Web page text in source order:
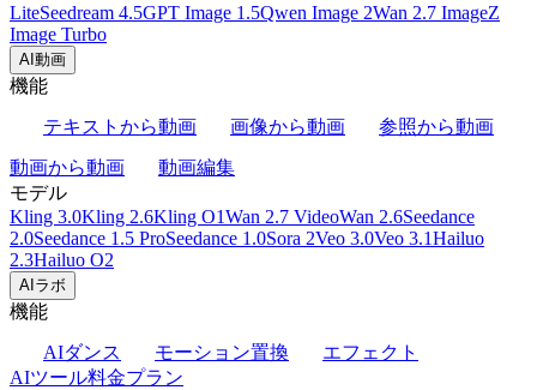
LiteSeedream 4.5GPT Image 1.5Qwen Image 2Wan 2.7 ImageZ
Image Turbo
AI動画
機能
テキストから動画
画像から動画
参照から動画
動画から動画
動画編集
モデル
Kling 3.0Kling 2.6Kling O1Wan 2.7 VideoWan 2.6Seedance
2.0Seedance 1.5 ProSeedance 1.0Sora 2Veo 3.0Veo 3.1Hailuo
2.3Hailuo O2
AIラボ
機能
AIダンス
モーション置換
エフェクト
AIツール料金プラン